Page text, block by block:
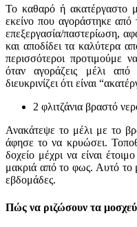
Το καθαρό ή ακατέργαστο
εκείνο που αγοράστηκε από
επεξεργασία/παστερίωση,
και αποδίδει τα καλύτερα
περισσότεροι προτιμούμε
όταν αγοράζεις μέλι από
διευκρινίζει ότι είναι
2 φλιτζάνια βραστό
Ανακάτεψε το μέλι με το
άφησε το να κρυώσει.
δοχείο μέχρι να είναι
μακριά από το φως. Αυτό το
εβδομάδες.
Πώς να ριζώσουν τα